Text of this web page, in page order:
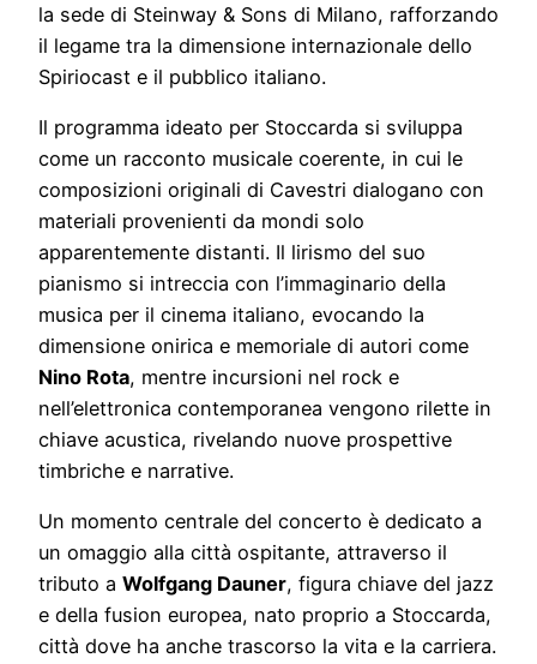
la sede di Steinway & Sons di Milano, rafforzando
il legame tra la dimensione internazionale dello
Spiriocast e il pubblico italiano.
Il programma ideato per Stoccarda si sviluppa
come un racconto musicale coerente, in cui le
composizioni originali di Cavestri dialogano con
materiali provenienti da mondi solo
apparentemente distanti. Il lirismo del suo
pianismo si intreccia con l’immaginario della
musica per il cinema italiano, evocando la
dimensione onirica e memoriale di autori come
Nino Rota, mentre incursioni nel rock e
nell’elettronica contemporanea vengono rilette in
chiave acustica, rivelando nuove prospettive
timbriche e narrative.
Un momento centrale del concerto è dedicato a
un omaggio alla città ospitante, attraverso il
tributo a Wolfgang Dauner, figura chiave del jazz
e della fusion europea, nato proprio a Stoccarda,
città dove ha anche trascorso la vita e la carriera.